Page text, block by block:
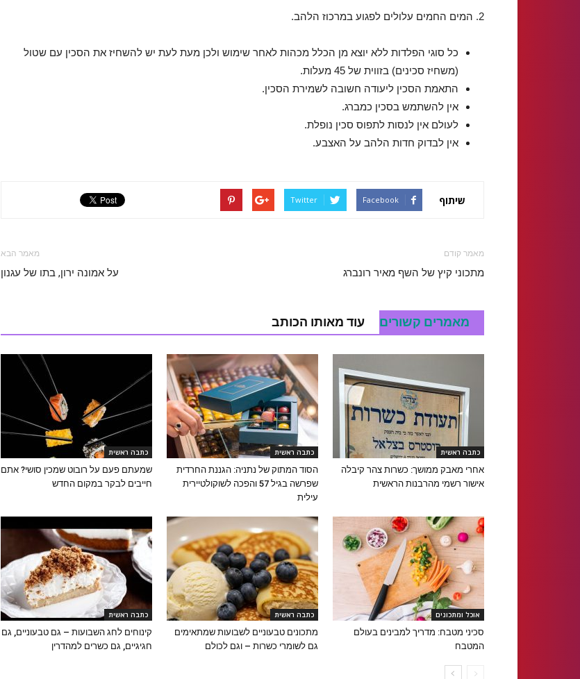
2. המים החמים עלולים לפגוע במרכוז הלהב.
כל סוגי הפלדות ללא יוצא מן הכלל מכהות לאחר שימוש ולכן מעת לעת יש להשחיז את הסכין עם שטול
(משחיז סכינים) בזווית של 45 מעלות.
התאמת הסכין ליעודה חשובה לשמירת הסכין.
אין להשתמש בסכין כמברג.
לעולם אין לנסות לתפוס סכין נופלת.
אין לבדוק חדות הלהב על האצבע.
שיתוף Facebook
Twitter
מאמר קודם
מתכוני קיץ של השף מאיר רונברג
מאמר הבא
על אמונה ירון, בתו של עגנון
מאמרים קשורים עוד מאותו הכותב
כתבה ראשית
אחרי מאבק ממושך: כשרות צהר קיבלה
אישור רשמי מהרבנות הראשית
כתבה ראשית
הסוד המתוק של נתניה: הגננת החרדית
שפרשה בגיל 57 והפכה לשוקולטיירית
עילית
כתבה ראשית
שמעתם פעם על רובוט שמכין סושי? אתם
חייבים לבקר במקום החדש
אוכל ומתכונים
סכיני מטבח: מדריך למבינים בעולם
המטבח
כתבה ראשית
מתכונים טבעוניים לשבועות שמתאימים
גם לשומרי כשרות – וגם לכולם
כתבה ראשית
קינוחים לחג השבועות – גם טבעוניים, גם
חגיגיים, גם כשרים למהדרין